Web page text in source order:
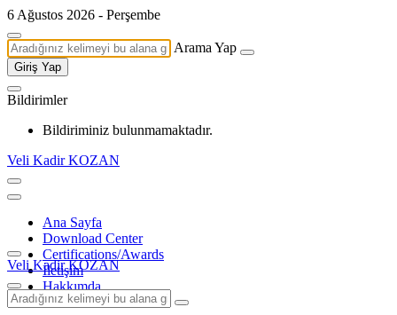
6 Ağustos 2026 - Perşembe
Arama Yap
Giriş Yap
Bildirimler
Bildiriminiz bulunmamaktadır.
Veli Kadir KOZAN
Ana Sayfa
Download Center
Certifications/Awards
İletişim
Hakkımda
Veli Kadir KOZAN